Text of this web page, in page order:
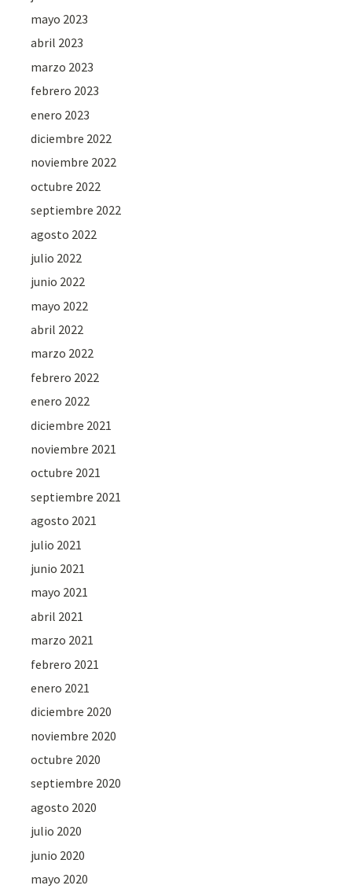
mayo 2023
abril 2023
marzo 2023
febrero 2023
enero 2023
diciembre 2022
noviembre 2022
octubre 2022
septiembre 2022
agosto 2022
julio 2022
junio 2022
mayo 2022
abril 2022
marzo 2022
febrero 2022
enero 2022
diciembre 2021
noviembre 2021
octubre 2021
septiembre 2021
agosto 2021
julio 2021
junio 2021
mayo 2021
abril 2021
marzo 2021
febrero 2021
enero 2021
diciembre 2020
noviembre 2020
octubre 2020
septiembre 2020
agosto 2020
julio 2020
junio 2020
mayo 2020